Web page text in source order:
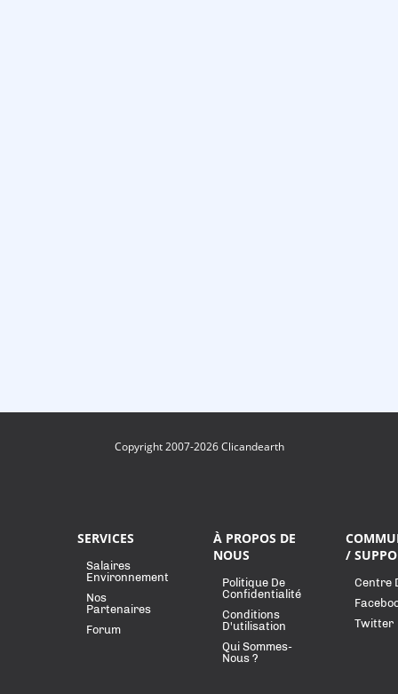
Copyright 2007-2026 Clicandearth
SERVICES
Salaires
Environnement
Nos
Partenaires
Forum
À PROPOS DE
NOUS
Politique De
Confidentialité
Conditions
D'utilisation
Qui Sommes-
Nous ?
/
Centre
Twitter